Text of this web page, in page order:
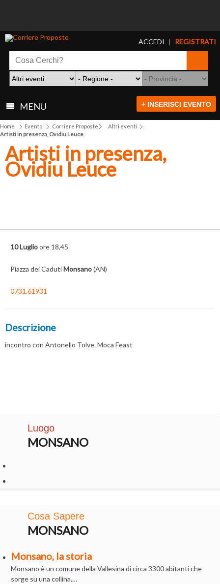
ACCEDI | REGISTRATI
MENU + INSERISCI EVENTO
Home Evento Corriere Proposte
Altri eventi
Artisti in presenza, Ovidiu Leuce
Artisti in presenza,
Ovidiu Leuce
10 Luglioore 18,45
Piazza dei CadutiMonsano(AN)
0731.61931
Descrizione
incontro con Antonello Tolve. Moca Feast
Luogo
MONSANO
Cosa Sapere
MONSANO
Monsano, la storia
Monsano è un comune della Vallesina di circa 3300 abitanti che
sorge su una collina,…